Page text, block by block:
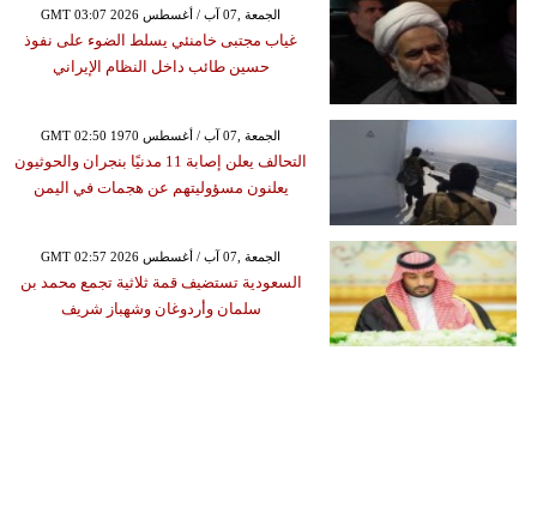
GMT 03:07 2026 الجمعة ,07 آب / أغسطس
غياب مجتبى خامنئي يسلط الضوء على نفوذ
حسين طائب داخل النظام الإيراني
GMT 02:50 1970 الجمعة ,07 آب / أغسطس
التحالف يعلن إصابة 11 مدنيًا بنجران والحوثيون
يعلنون مسؤوليتهم عن هجمات في اليمن
GMT 02:57 2026 الجمعة ,07 آب / أغسطس
السعودية تستضيف قمة ثلاثية تجمع محمد بن
سلمان وأردوغان وشهباز شريف